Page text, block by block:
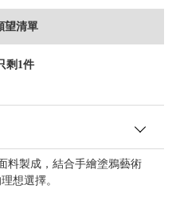
望清單
剩1件
料製成，結合手繪塗鴉藝術
想選擇。